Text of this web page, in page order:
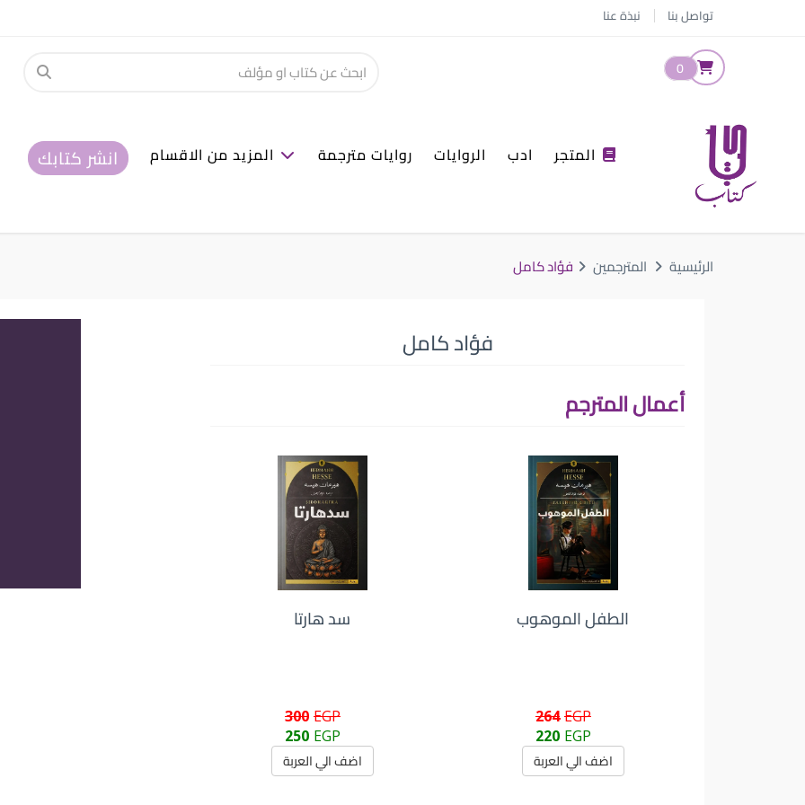
نبذة عنا تواصل بنا
0
ادب الروايات روايات مترجمة انشر كتابك
الرئيسية المترجمين فؤاد كامل
فؤاد كامل
أعمال المترجم
سد هارتا
EGP
300
EGP
250
اضف الي العربة
الطفل الموهوب
EGP
264
EGP
220
اضف الي العربة